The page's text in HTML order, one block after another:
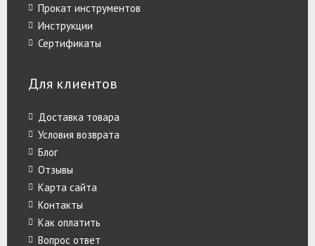
Прокат инструментов
Инструкции
Сертификаты
Для клиентов
Доставка товара
Условия возврата
Блог
Отзывы
Карта сайта
Контакты
Как оплатить
Вопрос ответ